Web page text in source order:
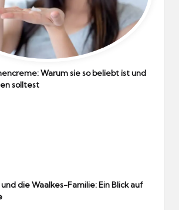
Warum sie so beliebt ist und
solltest
die Waalkes-Familie: Ein Blick auf